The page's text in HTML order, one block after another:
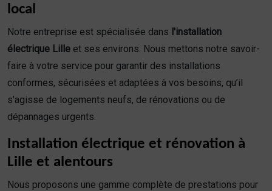
local
Notre entreprise est spécialisée dans l'installation
électrique Lille et ses environs. Nous mettons notre savoir-
faire à votre service pour garantir des installations
conformes, sécurisées et adaptées à vos besoins, qu’il
s’agisse de logements neufs, de rénovations ou de
dépannages urgents.
Installation électrique et rénovation à
Lille et alentours
Nous proposons une gamme complète de prestations pour